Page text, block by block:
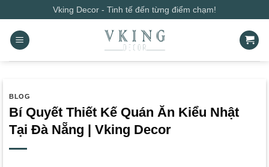
qua
nội
dung
Vking Decor - Tinh tế đến từng điểm chạm!
BLOG
Bí Quyết Thiết Kế Quán Ăn Kiểu Nhật
Tại Đà Nẵng | Vking Decor